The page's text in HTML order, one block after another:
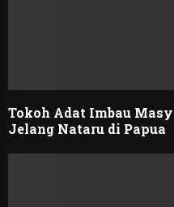
Tokoh Adat Imbau
Jelang Nataru di Papua